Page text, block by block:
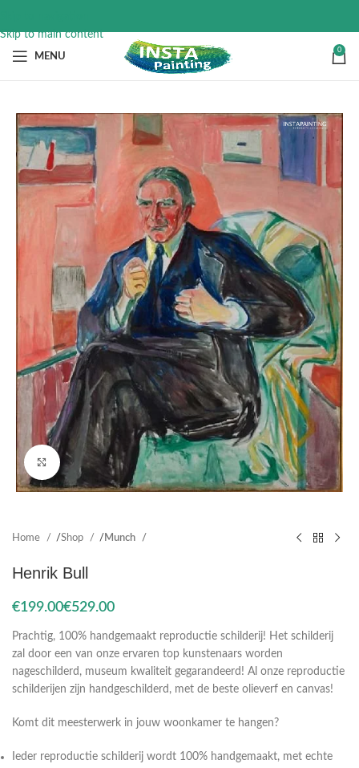
Skip to main content
MENU
0
Click to enlarge
Home Shop Munch
Henrik Bull
€ €
Prachtig, 100% handgemaakt reproductie schilderij! Het schilderij
zal door een van onze ervaren top kunstenaars worden
nageschilderd, museum kwaliteit gegarandeerd! Al onze reproductie
schilderijen zijn handgeschilderd, met de beste olieverf en canvas!
Komt dit meesterwerk in jouw woonkamer te hangen?
Ieder reproductie schilderij wordt 100% handgemaakt, met echte